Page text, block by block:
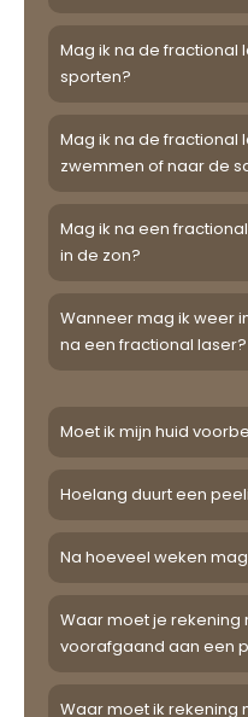
Mag ik na de
sporten?
Mag ik na de
zwemmen of naar de
Mag ik na een
in de zon?
Wanneer mag ik weer
na een fractional laser?
Moet ik mijn huid
Hoelang duurt een
Na hoeveel weken
Waar moet je rekening
voorafgaand aan een
Waar moet ik rekening